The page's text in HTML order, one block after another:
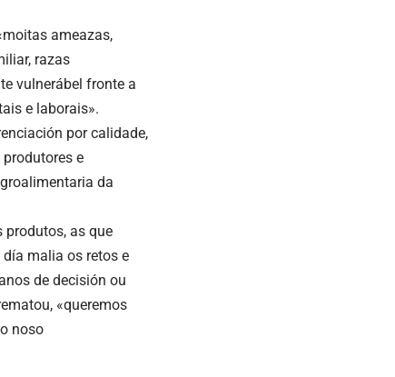
ameazas,
razas
vulnerábel fronte a
e laborais».
por calidade,
e
da
produtos, as que
malia os retos e
de decisión ou
«queremos
noso